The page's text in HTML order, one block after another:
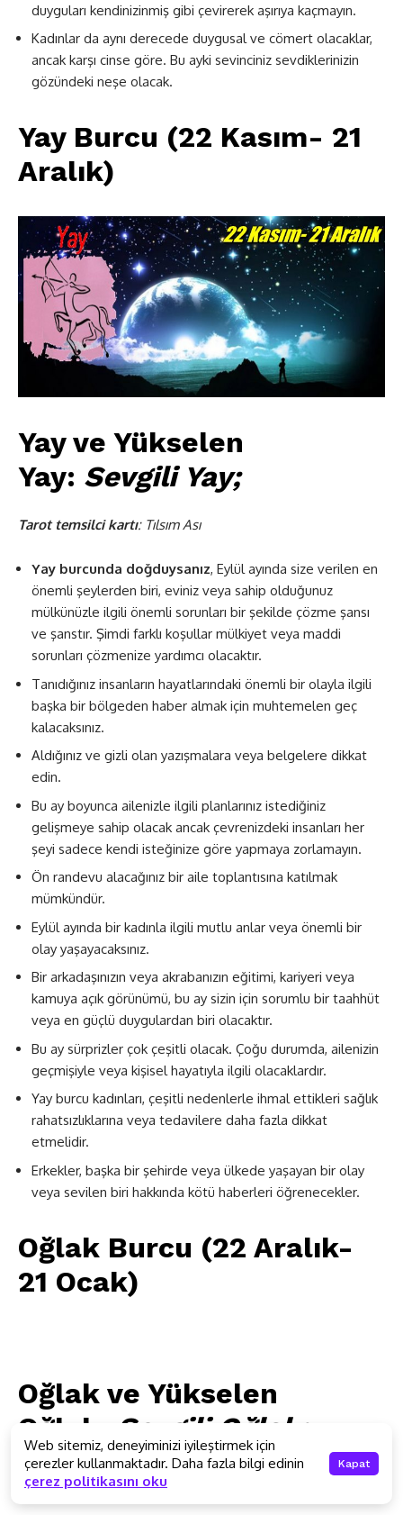
duyguları kendinizinmiş gibi çevirerek aşırıya kaçmayın.
Kadınlar da aynı derecede duygusal ve cömert olacaklar,
ancak karşı cinse göre. Bu ayki sevinciniz sevdiklerinizin
gözündeki neşe olacak.
Yay Burcu (22 Kasım- 21
Aralık)
Yay ve Yükselen
Yay: Sevgili Yay;
Tarot temsilci kartı: Tılsım Ası
Yay burcunda doğduysanız, Eylül ayında size verilen en
önemli şeylerden biri, eviniz veya sahip olduğunuz
mülkünüzle ilgili önemli sorunları bir şekilde çözme şansı
ve şanstır. Şimdi farklı koşullar mülkiyet veya maddi
sorunları çözmenize yardımcı olacaktır.
Tanıdığınız insanların hayatlarındaki önemli bir olayla ilgili
başka bir bölgeden haber almak için muhtemelen geç
kalacaksınız.
Aldığınız ve gizli olan yazışmalara veya belgelere dikkat
edin.
Bu ay boyunca ailenizle ilgili planlarınız istediğiniz
gelişmeye sahip olacak ancak çevrenizdeki insanları her
şeyi sadece kendi isteğinize göre yapmaya zorlamayın.
Ön randevu alacağınız bir aile toplantısına katılmak
mümkündür.
Eylül ayında bir kadınla ilgili mutlu anlar veya önemli bir
olay yaşayacaksınız.
Bir arkadaşınızın veya akrabanızın eğitimi, kariyeri veya
kamuya açık görünümü, bu ay sizin için sorumlu bir taahhüt
veya en güçlü duygulardan biri olacaktır.
Bu ay sürprizler çok çeşitli olacak. Çoğu durumda, ailenizin
geçmişiyle veya kişisel hayatıyla ilgili olacaklardır.
Yay burcu kadınları, çeşitli nedenlerle ihmal ettikleri sağlık
rahatsızlıklarına veya tedavilere daha fazla dikkat
etmelidir.
Erkekler, başka bir şehirde veya ülkede yaşayan bir olay
veya sevilen biri hakkında kötü haberleri öğrenecekler.
Oğlak Burcu (22 Aralık-
21 Ocak)
Oğlak ve Yükselen
Oğlak:
Sevgili Oğlak;
Tarot temsilci kartı:Kupa Üçlüsü
Web sitemiz, deneyiminizi iyileştirmek için
çerezler kullanmaktadır. Daha fazla bilgi edinin
çerez politikasını oku
Kapat